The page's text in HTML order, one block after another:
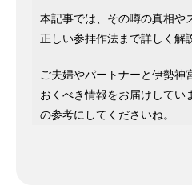
本記事では、その噂の真相や
正しい参拝作法まで詳しく解
ご夫婦やパートナーと伊勢神
おくべき情報をお届けしてい
の参考にしてくださいね。